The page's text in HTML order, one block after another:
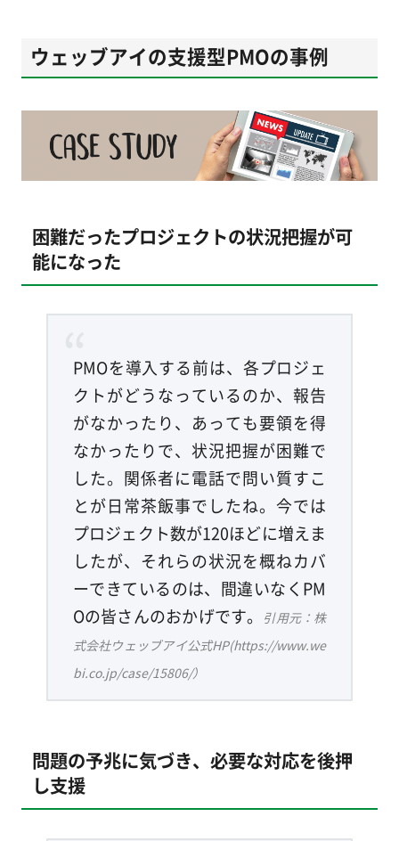
ウェッブアイの支援型PMOの事例
困難だったプロジェクトの状況把握が可
能になった
PMOを導入する前は、各プロジェ
クトがどうなっているのか、報告
がなかったり、あっても要領を得
なかったりで、状況把握が困難で
した。関係者に電話で問い質すこ
とが日常茶飯事でしたね。今では
プロジェクト数が120ほどに増えま
したが、それらの状況を概ねカバ
ーできているのは、間違いなくPM
Oの皆さんのおかげです。
引用元：株
式会社ウェッブアイ公式HP(https://www.we
bi.co.jp/case/15806/）
問題の予兆に気づき、必要な対応を後押
し支援